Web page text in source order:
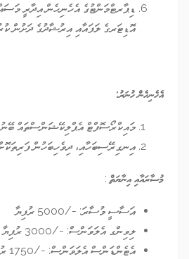
ޑިޕާރޓްމަންޓުގެ އެހެނިހެން އިދާރީ
އޮޑިޓަރގެ ލަފައާއި އިރުޝާދުގެ ދަށުން
އެހެނިހެން ހުނަރު:
މައިކްރޯސޮފްޓް އެޕްލިކޭޝަންސްތައް
އިނގިރޭސިބަހާއި، ދިވެހިބަހުން
މުސާރައާއި އިނާޔަތް :
އަސާސީ މުސާރަ: -/5000 ރުފިޔާ
ލިވިންގ އެލަވަންސް: -/3000 ރުފިޔާ
އެޓެންޑަންސް އެލަވަންސް: -/1750 ރުފިޔާ